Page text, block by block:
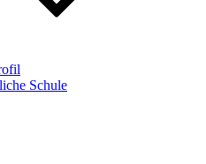
Schule